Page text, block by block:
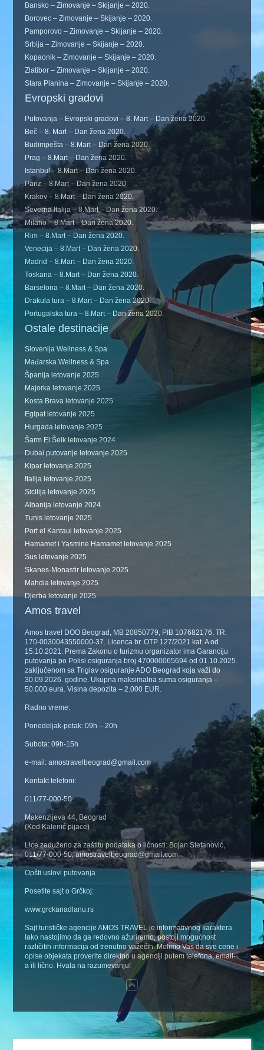
Bansko – Zimovanje – Skijanje – 2020.
Borovec – Zimovanje – Skijanje – 2020.
Pamporovo – Zimovanje – Skijanje – 2020.
Srbija – Zimovanje – Skijanje – 2020.
Kopaonik – Zimovanje – Skijanje – 2020.
Zlatibor – Zimovanje – Skijanje – 2020.
Stara Planina – Zimovanje – Skijanje – 2020.
Evropski gradovi
Putovanja – Evropski gradovi – 8. Mart – Dan žena 2020.
Beč – 8. Mart – Dan žena 2020.
Budimpešta – 8.Mart – Dan žena 2020.
Prag – 8.Mart – Dan žena 2020.
Istanbul – 8.Mart – Dan žena 2020.
Pariz – 8.Mart – Dan žena 2020.
Krakov – 8.Mart – Dan žena 2020.
Severna Italija – 8.Mart – Dan žena 2020.
Milano – 8.Mart – Dan žena 2020.
Rim – 8.Mart – Dan žena 2020.
Venecija – 8.Mart – Dan žena 2020.
Madrid – 8.Mart – Dan žena 2020.
Toskana – 8.Mart – Dan žena 2020.
Barselona – 8.Mart – Dan žena 2020.
Drakula tura – 8.Mart – Dan žena 2020.
Portugalska tura – 8.Mart – Dan žena 2020.
Ostale destinacije
Slovenija Wellness & Spa
Mađarska Wellness & Spa
Španija letovanje 2025
Majorka letovanje 2025
Kosta Brava letovanje 2025
Egipat letovanje 2025
Hurgada letovanje 2025
Šarm El Šeik letovanje 2024.
Dubai putovanje letovanje 2025
Kipar letovanje 2025
Italija letovanje 2025
Sicilija letovanje 2025
Albanija letovanje 2024.
Tunis letovanje 2025
Port el Kantaui letovanje 2025
Hamamet i Yasmine Hamamet letovanje 2025
Sus letovanje 2025
Skanes-Monastir letovanje 2025
Mahdia letovanje 2025
Djerba letovanje 2025
Amos travel
Amos travel DOO Beograd, MB 20850779, PIB 107682176, TR:
170-0030043550000-37. Licenca br. OTP 127/2021 kat. A od
15.10.2021. Prema Zakonu o turizmu organizator ima Garanciju
putovanja po Polisi osiguranja broj 470000065694 od 01.10.2025.
zaključenom sa Triglav osiguranje ADO Beograd koja važi do
30.09.2026. godine. Ukupna maksimalna suma osiguranja –
50.000 eura. Visina depozita – 2.000 EUR.
Radno vreme:
Ponedeljak-petak: 09h – 20h
Subota: 09h-15h
e-mail: amostravelbeograd@gmail.com
Kontakt telefoni:
011/77-000-50
Makenzijeva 44, Beograd
(Kod Kalenić pijace)
Lice zaduženo za zaštitu podataka o ličnosti: Bojan Stefanović,
011/77-000-50, amostravelbeograd@gmail.com
Opšti uslovi putovanja
Posetite sajt o Grčkoj:
www.grckanadlanu.rs
Sajt turističke agencije AMOS TRAVEL je informativnog karaktera.
Iako nastojimo da ga redovno ažuriramo, postoji mogućnost
različitih informacija od trenutno važećih. Molimo Vas da sve cene i
opise objekata proverite direktno u agenciji putem telefona, email-
a ili lično. Hvala na razumevanju!